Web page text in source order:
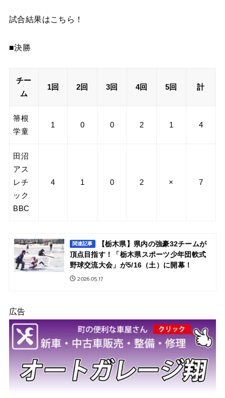
試合結果はこちら！
■決勝
チー
ム
1回 2回 3回 4回 5回 計
箒根
学童
1 0 0 2 1 4
田沼
アス
レチ
ック
BBC
4 1 0 2 × 7
関連記事
【栃木県】県内の強豪32チームが
頂点目指す！「栃木県スポーツ少年団軟式
野球交流大会」が5/16（土）に開幕！
2026.05.17
広告